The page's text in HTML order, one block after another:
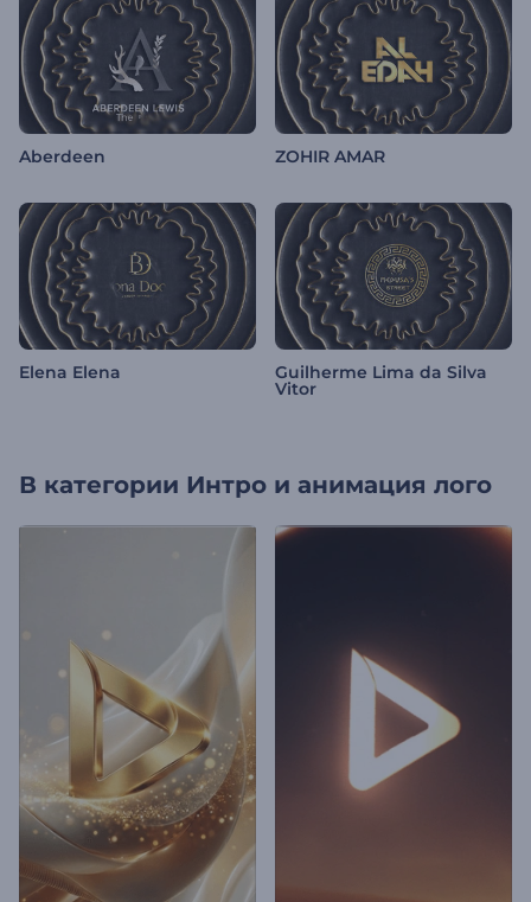
Aberdeen ZOHIR AMAR
Elena Elena Guilherme Lima da Silva
Vitor
В категории Интро и анимация лого